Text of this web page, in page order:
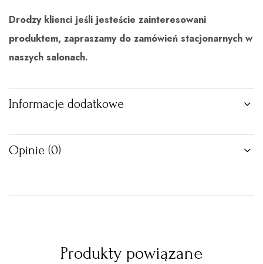
Drodzy klienci jeśli jesteście zainteresowani
produktem, zapraszamy do zamówień stacjonarnych w
naszych salonach.
Informacje dodatkowe
Opinie (0)
Produkty powiązane